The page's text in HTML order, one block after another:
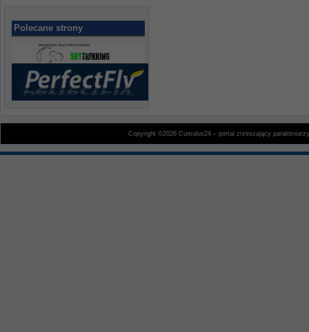
Polecane strony
Copyright ©2026 Cumulus24 – portal zrzeszający